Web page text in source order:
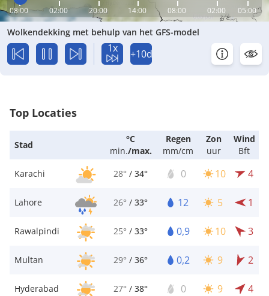
08:00 02:00 20:00 14:00 08:00 02:00 05:00
Wolkendekking met behulp van het GFS-model
1x +10d
Top Locaties
Stad
°C
min./max.
Regen
mm/cm
Zon
uur
Wind
Bft
Karachi
28° / 34° 0 10 4
Lahore 26° / 33° 12 5 1
Rawalpindi 25° / 33° 0,9 10 3
Multan 29° / 36° 0,2 9 2
Hyderabad 27° / 38° 0 9 4